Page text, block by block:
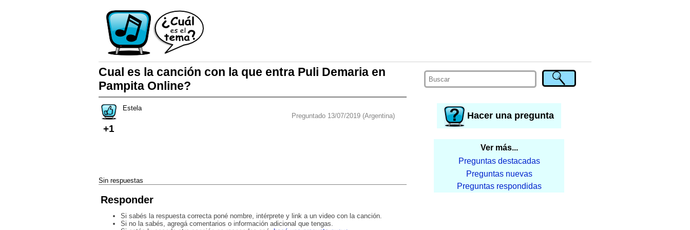
Hacer una pregunta
Ver más...
Preguntas destacadas
Preguntas nuevas
Preguntas respondidas
Cual es la canción con la que entra Puli Demaria en
Pampita Online?
+1
Estela
Preguntado 13/07/2019 (Argentina)
Sin respuestas
Responder
Si sabés la respuesta correcta poné nombre, intérprete y link a un video con la canción.
Si no la sabés, agregá comentarios o información adicional que tengas.